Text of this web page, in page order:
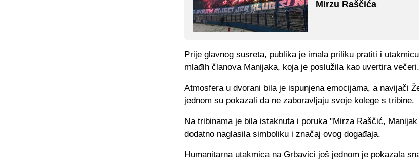
Mirzu Raščića
Prije glavnog susreta, publika je imala priliku pratiti i
mlađih članova Manijaka, koja je poslužila kao uvertira večeri.
Atmosfera u dvorani bila je ispunjena emocijama, a navijači
jednom su pokazali da ne zaboravljaju svoje kolege s tribine.
Na tribinama je bila istaknuta i poruka "Mirza Raščić,
dodatno naglasila simboliku i značaj ovog događaja.
Humanitarna utakmica na Grbavici još jednom je pokazala